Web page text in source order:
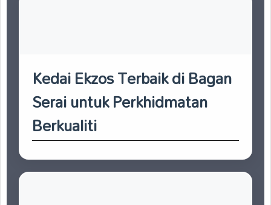
Kedai Ekzos Terbaik di Bagan
Serai untuk Perkhidmatan
Berkualiti